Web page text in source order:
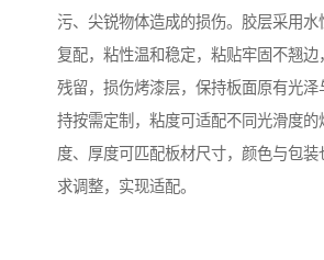
污、尖锐物体造成的损伤。胶层采用水
复配，粘性温和稳定，粘贴牢固不翘边
残留，损伤烤漆层，保持板面原有光泽
持按需定制，粘度可适配不同光滑度的
度、厚度可匹配板材尺寸，颜色与包装
求调整，实现适配。